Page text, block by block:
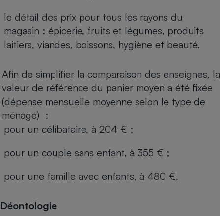
le détail des prix pour tous les rayons du
magasin : épicerie, fruits et légumes, produits
laitiers, viandes, boissons, hygiène et beauté.
Afin de simplifier la comparaison des enseignes, la
valeur de référence du panier moyen a été fixée
(dépense mensuelle moyenne selon le type de
ménage) :
pour un célibataire, à 204 € ;
pour un couple sans enfant, à 355 € ;
pour une famille avec enfants, à 480 €.
Déontologie